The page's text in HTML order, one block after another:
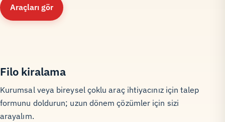
Araçları gör
Filo kiralama
Kurumsal veya bireysel çoklu araç ihtiyacınız için talep
formunu doldurun; uzun dönem çözümler için sizi
arayalım.